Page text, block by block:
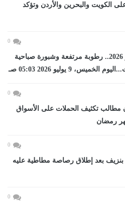
الكويت والبحرين والأردن وتؤكد
0
طقس الخميس 9 يوليو 2026.. رطوبة مرتفعة وشبورة صباحية
9 يوليو 2026 05:03 صـ
0
مطالب تكثيف الحملات على الأسواق
رمضان
0
بنزيف بعد إطلاق رصاصة مطاطية عليه
0